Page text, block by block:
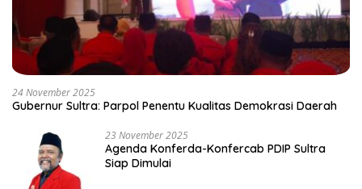
24 November 2025
Gubernur Sultra: Parpol Penentu Kualitas Demokrasi Daerah
23 November 2025
Agenda Konferda-Konfercab PDIP Sultra
Siap Dimulai